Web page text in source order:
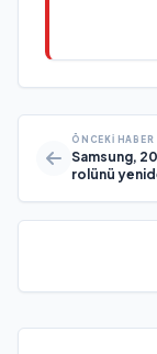
ÖNCEKI HABER
Samsung,
rolünü